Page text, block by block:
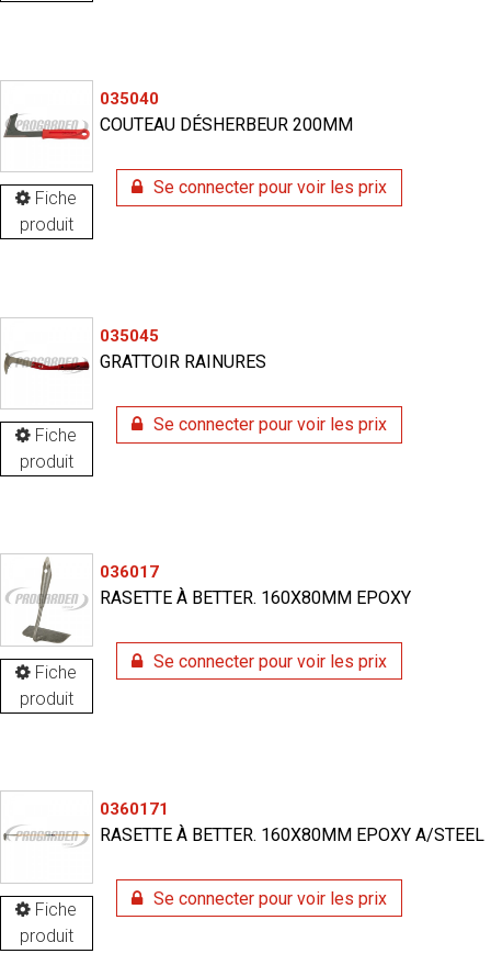
Fiche
produit
035040
COUTEAU DÉSHERBEUR 200MM
Se connecter pour voir les prix
Fiche
produit
035045
GRATTOIR RAINURES
Se connecter pour voir les prix
Fiche
produit
036017
RASETTE À BETTER. 160X80MM EPOXY
Se connecter pour voir les prix
Fiche
produit
0360171
RASETTE À BETTER. 160X80MM EPOXY A/STEEL
Se connecter pour voir les prix